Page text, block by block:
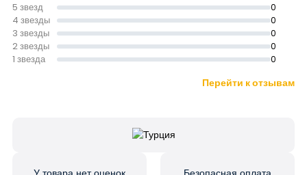
5 звезд 0
4 звезды 0
3 звезды 0
2 звезды 0
1 звезда 0
Перейти к отзывам